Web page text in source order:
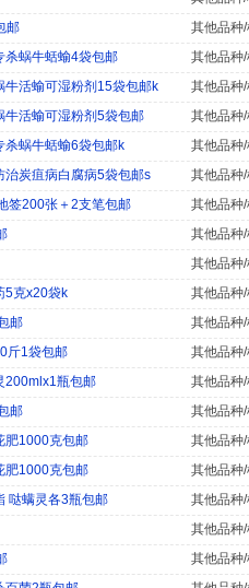
邮
其他品种
杀蜗牛蛞蝓4袋包邮
其他品种
牛活蝓可湿粉剂15袋包邮k
其他品种
牛活蝓可湿粉剂5袋包邮
其他品种
杀蜗牛蛞蝓6袋包邮k
其他品种
治炭疽病白腐病5袋包邮s
其他品种
签200张＋2支笔包邮
其他品种
其他品种
其他品种
5克x20袋k
其他品种
邮
其他品种
斤1袋包邮
其他品种
200mlx1瓶包邮
其他品种
邮
其他品种
肥1000克包邮
其他品种
肥1000克包邮
其他品种
哒螨灵各3瓶包邮
其他品种
其他品种
其他品种